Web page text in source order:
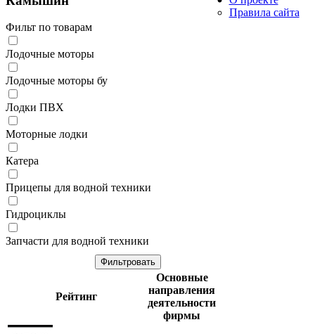
Фильт по товарам
Лодочные моторы
Лодочные моторы бу
Лодки ПВХ
Моторные лодки
Катера
Прицепы для водной техники
Гидроциклы
Запчасти для водной техники
Рейтинг
Основные
направления
деятельности
фирмы
Правила сайта